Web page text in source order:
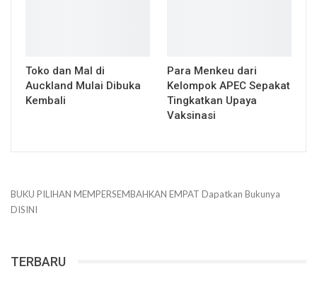
Toko dan Mal di
Auckland Mulai Dibuka
Kembali
Para Menkeu dari
Kelompok APEC Sepakat
Tingkatkan Upaya
Vaksinasi
BUKU PILIHAN MEMPERSEMBAHKAN EMPAT Dapatkan Bukunya
DISINI
TERBARU